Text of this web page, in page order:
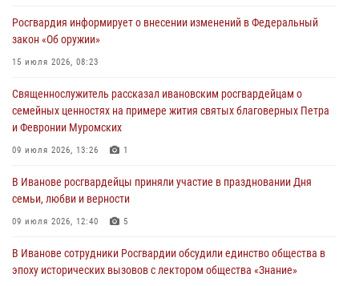
Мероприятия в рамках акции «Каникулы с Росгвардией»
продолжаются в Ивановской области
31 июля 2026, 11:08
В Ивановской области при содействии Росгвардии задержаны
подозреваемые в серии автомобильных краж
30 июля 2026, 12:41
празднования Дня Крещения Руси
28 июля 2026, 08:57
Росгвардия информирует о внесении изменений в Федеральный
закон «Об оружии»
15 июля 2026, 08:23
Священнослужитель рассказал ивановским росгвардейцам о
семейных ценностях на примере жития святых благоверных Петра
и Февронии Муромских
09 июля 2026, 13:26 1
В Иванове росгвардейцы приняли участие в праздновании Дня
семьи, любви и верности
09 июля 2026, 12:40 5
В Иванове сотрудники Росгвардии обсудили единство общества в
эпоху исторических вызовов с лектором общества «Знание»